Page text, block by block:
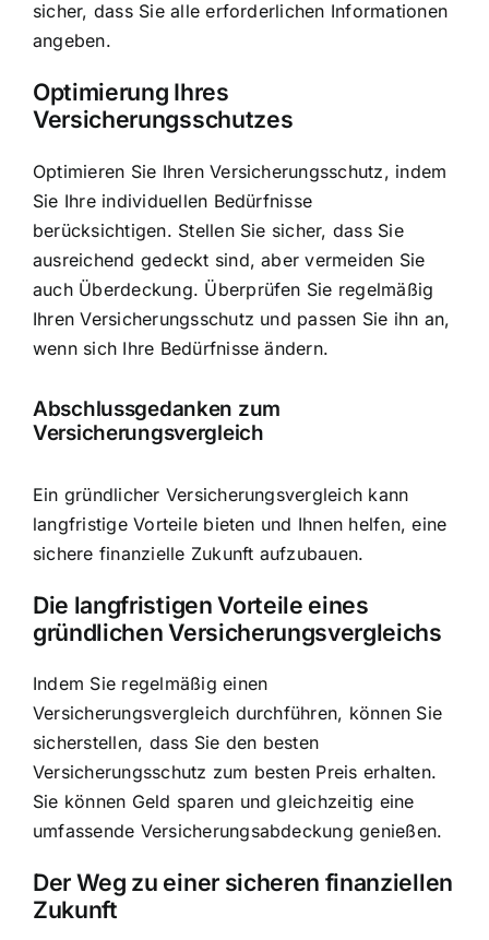
sicher, dass Sie alle erforderlichen Informationen
angeben.
Optimierung Ihres
Versicherungsschutzes
Optimieren Sie Ihren Versicherungsschutz, indem
Sie Ihre individuellen Bedürfnisse
berücksichtigen. Stellen Sie sicher, dass Sie
ausreichend gedeckt sind, aber vermeiden Sie
auch Überdeckung. Überprüfen Sie regelmäßig
Ihren Versicherungsschutz und passen Sie ihn an,
wenn sich Ihre Bedürfnisse ändern.
Abschlussgedanken zum
Versicherungsvergleich
Ein gründlicher Versicherungsvergleich kann
langfristige Vorteile bieten und Ihnen helfen, eine
sichere finanzielle Zukunft aufzubauen.
Die langfristigen Vorteile eines
gründlichen Versicherungsvergleichs
Indem Sie regelmäßig einen
Versicherungsvergleich durchführen, können Sie
sicherstellen, dass Sie den besten
Versicherungsschutz zum besten Preis erhalten.
Sie können Geld sparen und gleichzeitig eine
umfassende Versicherungsabdeckung genießen.
Der Weg zu einer sicheren finanziellen
Zukunft